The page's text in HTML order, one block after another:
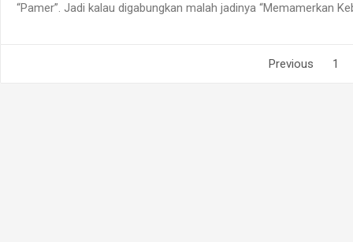
“Pamer”. Jadi kalau digabungkan malah jadinya “Memamerkan
Previous 1